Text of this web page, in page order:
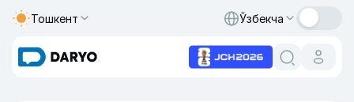
Тошкент Ўзбекча